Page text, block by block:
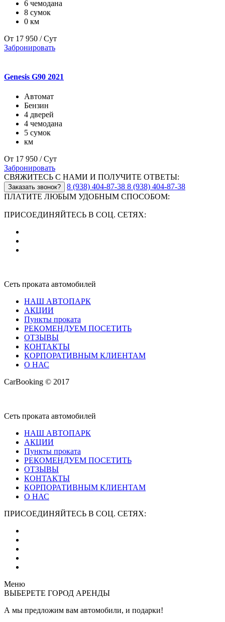
6 чемодана
8 сумок
0 км
От 17 950 / Сут
Забронировать
Genesis G90 2021
Автомат
Бензин
4 дверей
4 чемодана
5 сумок
км
От 17 950 / Сут
Забронировать
СВЯЖИТЕСЬ С НАМИ И ПОЛУЧИТЕ ОТВЕТЫ:
Заказать звонок? 8 (938) 404-87-38 8 (938) 404-87-38
ПЛАТИТЕ ЛЮБЫМ УДОБНЫМ СПОСОБОМ:
ПРИСОЕДИНЯЙТЕСЬ В СОЦ. СЕТЯХ:
Сеть проката автомобилей
НАШ АВТОПАРК
АКЦИИ
Пункты проката
РЕКОМЕНДУЕМ ПОСЕТИТЬ
ОТЗЫВЫ
КОНТАКТЫ
КОРПОРАТИВНЫМ КЛИЕНТАМ
О НАС
CarBooking © 2017
Сеть проката автомобилей
НАШ АВТОПАРК
АКЦИИ
Пункты проката
РЕКОМЕНДУЕМ ПОСЕТИТЬ
ОТЗЫВЫ
КОНТАКТЫ
КОРПОРАТИВНЫМ КЛИЕНТАМ
О НАС
ПРИСОЕДИНЯЙТЕСЬ В СОЦ. СЕТЯХ:
Меню
ВЫБЕРЕТЕ ГОРОД АРЕНДЫ
А мы предложим вам автомобили, и подарки!